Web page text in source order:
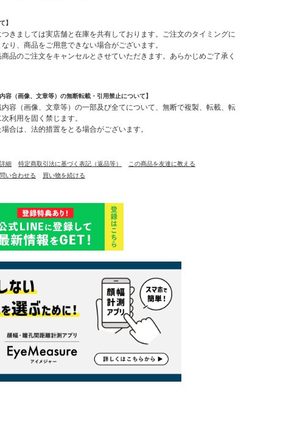
】
きましては実店舗と在庫を共有しております。ご注文のタイミングに
り、商品をご用意できない場合がございます。
品のご注文をキャンセルとさせていただきます。あらかじめご了承く
容（画像、文章等）の無断転載・引用禁止について】
容（画像、文章等）の一部及び全てについて、無断で複製、転載、転
利用を固く禁じます。
合は、法的措置をとる場合がございます。
細 特定商取引法に基づく表記（返品等）
この商品を友達に教える
い合わせる
買い物を続ける